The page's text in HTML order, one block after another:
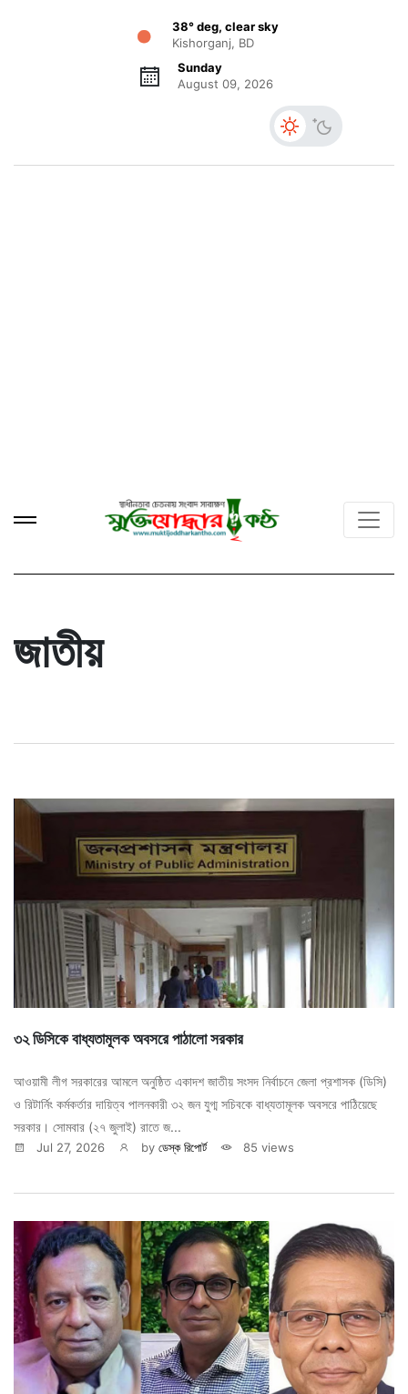
38° deg, clear sky
Kishorganj, BD
Sunday
August 09, 2026
জাতীয়
৩২ ডিসিকে বাধ্যতামূলক অবসরে পাঠালো সরকার
আওয়ামী লীগ সরকারের আমলে অনুষ্ঠিত একাদশ জাতীয় সংসদ নির্বাচনে জেলা প্রশাসক (ডিসি)
ও রিটার্নিং কর্মকর্তার দায়িত্ব পালনকারী ৩২ জন যুগ্ম সচিবকে বাধ্যতামূলক অবসরে পাঠিয়েছে
সরকার। সোমবার (২৭ জুলাই) রাতে জ...
Jul 27, 2026 by ডেস্ক রিপোর্ট 85 views